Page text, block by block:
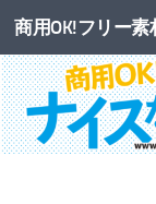
コンテンツへスキ
商用OK!フリー素